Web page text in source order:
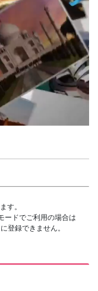
す。
ードでご利用の場合は
登録できません。